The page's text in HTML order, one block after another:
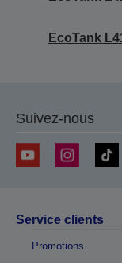
EcoTank
Suivez-nous
Service clients
Promotions